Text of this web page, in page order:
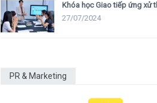
Khóa học Giao tiếp ứng xử
27/07/2024
PR & Marketing